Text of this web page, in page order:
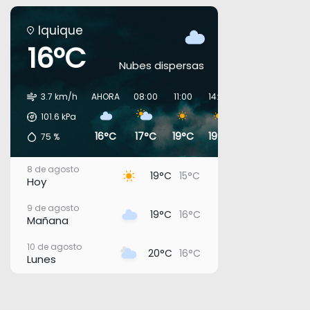
Iquique
16°C Nubes dispersas
3.7 km/h
101.6 kPa
75 %
AHORA
16°C
08:00
17°C
11:00
19°C
14:00
19°C
8 de agosto
Hoy 19°C 15°C
9 de agosto
Mañana 19°C 16°C
10 de agosto
Lunes 20°C 16°C